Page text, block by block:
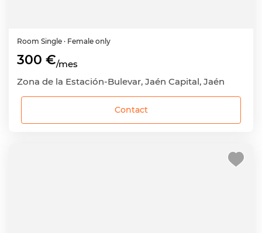
Room Single · Female only
300 €/mes
Zona de la Estación-Bulevar, Jaén Capital, Jaén
Contact